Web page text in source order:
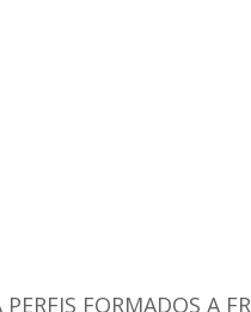
FORMADOS A